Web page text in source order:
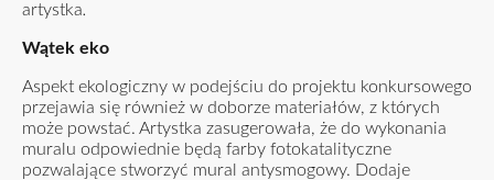
artystka.
Wątek eko
Aspekt ekologiczny w podejściu do projektu konkursowego
przejawia się również w doborze materiałów, z których
może powstać. Artystka zasugerowała, że do wykonania
muralu odpowiednie będą farby fotokatalityczne
pozwalające stworzyć mural antysmogowy. Dodaje